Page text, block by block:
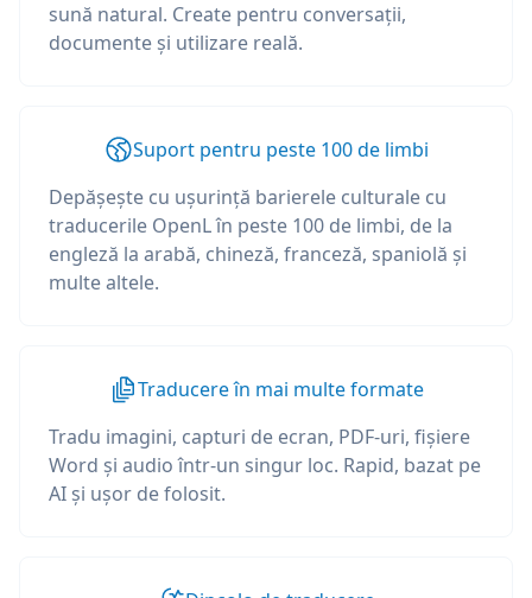
sună natural. Create pentru conversații,
documente și utilizare reală.
Suport pentru peste 100 de limbi
Depășește cu ușurință barierele culturale cu
traducerile OpenL în peste 100 de limbi, de la
engleză la arabă, chineză, franceză, spaniolă și
multe altele.
Traducere în mai multe formate
Tradu imagini, capturi de ecran, PDF-uri, fișiere
Word și audio într-un singur loc. Rapid, bazat pe
AI și ușor de folosit.